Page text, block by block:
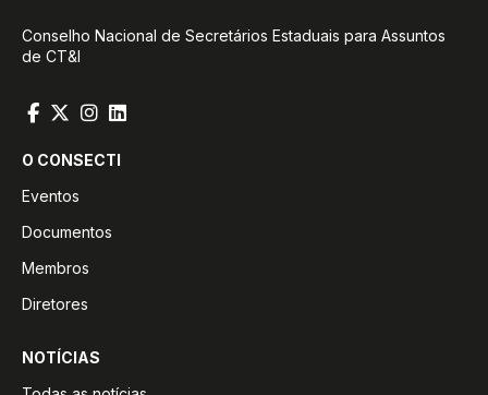
Conselho Nacional de Secretários Estaduais para Assuntos
de CT&I
O CONSECTI
Eventos
Documentos
Membros
Diretores
NOTÍCIAS